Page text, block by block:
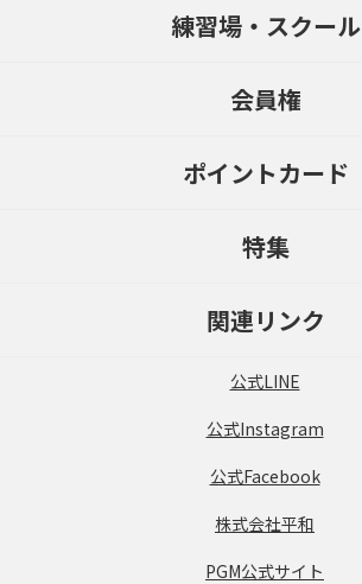
練習場・スクール
会員権
ポイントカード
特集
関連リンク
公式LINE
公式Instagram
公式Facebook
株式会社平和
PGM公式サイト